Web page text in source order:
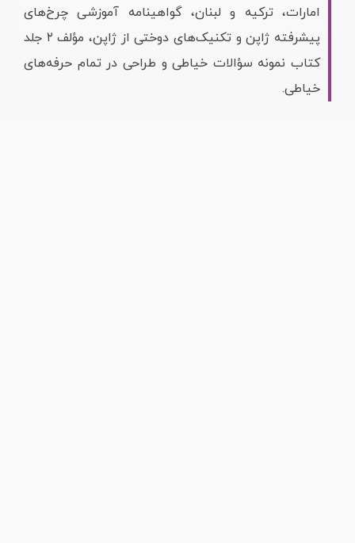
امارات، ترکیه و لبنان، گواهینامه آموزشی چرخ‌های
پیشرفته ژاپن و تکنیک‌های دوختی از ژاپن، مؤلف ۲ جلد
کتاب نمونه سؤالات خیاطی و طراحی در تمام حرفه‌های
خیاطی.